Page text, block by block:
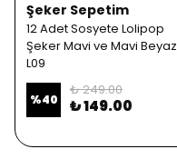
Şeker Sepetim
12 Adet Sosyete Lolipop
Şeker Mavi ve Mavi Beyaz
L09
%40
₺ 249.00
₺ 149.00